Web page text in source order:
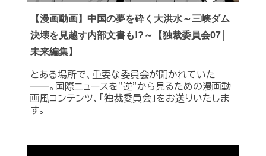
【漫画動画】中国の夢を砕く大洪水～三峡ダム
決壊を見越す内部文書も!?～【独裁委員会07│
未来編集】
とある場所で、重要な委員会が開かれていた
――。国際ニュースを”逆”から見るための漫画動
画風コンテンツ、「独裁委員会」をお送りいたしま
す。